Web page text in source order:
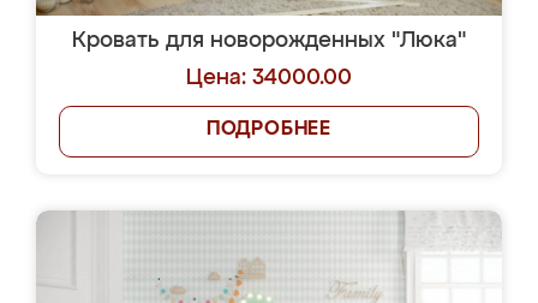
Кровать для новорожденных "Люка"
Цена: 34000.00
ПОДРОБНЕЕ